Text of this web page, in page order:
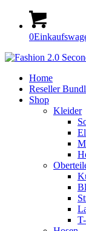
0
Home
Reseller
Shop
Kleider